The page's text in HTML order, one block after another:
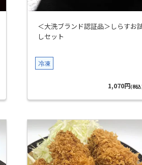
＜大洗ブランド認証品＞しらすお
しセット
冷凍
1,070円(税